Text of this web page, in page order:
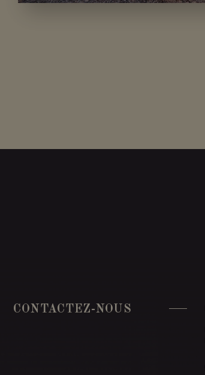
CONTACTEZ-NOUS